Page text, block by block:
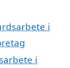
i
i